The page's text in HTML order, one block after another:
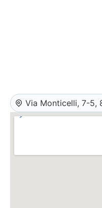
Via Monticelli, 7-5,